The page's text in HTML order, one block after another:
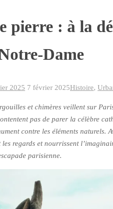
pierre : à la
Dame
2025 7 février 2025Histoire,
et chimères veillent sur
pas de parer la célèbre
contre les éléments naturels.
regards et nourrissent
parisienne.